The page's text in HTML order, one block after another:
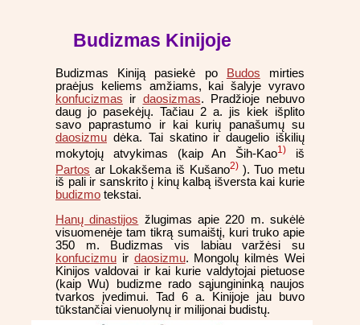
Budizmas Kinijoje
Budizmas Kiniją pasiekė po Budos mirties
praėjus keliems amžiams, kai šalyje vyravo
konfucizmas ir daosizmas. Pradžioje nebuvo
daug jo pasekėjų. Tačiau 2 a. jis kiek išplito
savo paprastumo ir kai kurių panašumų su
daosizmu dėka. Tai skatino ir daugelio iškilių
mokytojų atvykimas (kaip An Ših-Kao1) iš
Partos ar Lokakšema iš Kušano2) ). Tuo metu
iš pali ir sanskrito į kinų kalbą išversta kai kurie
budizmo tekstai.
Hanų dinastijos žlugimas apie 220 m. sukėlė
visuomenėje tam tikrą sumaištį, kuri truko apie
350 m. Budizmas vis labiau varžėsi su
konfucizmu ir daosizmu. Mongolų kilmės Wei
Kinijos valdovai ir kai kurie valdytojai pietuose
(kaip Wu) budizme rado sąjungininką naujos
tvarkos įvedimui. Tad 6 a. Kinijoje jau buvo
tūkstančiai vienuolynų ir milijonai budistų.